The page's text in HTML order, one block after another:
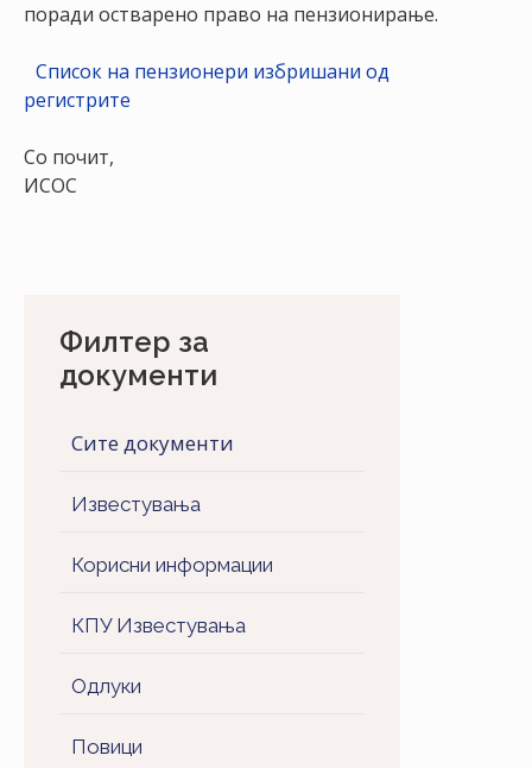
НАСТАНИ
КОНТАКТ
ЗА
ЧЛЕНОВИ
Филтер за
документи
Сите документи
Известувања
Корисни информации
КПУ Известувања
Одлуки
Повици
поради остварено право на пензионирање.
Список на пензионери избришани од
регистрите
Со почит,
ИСОС